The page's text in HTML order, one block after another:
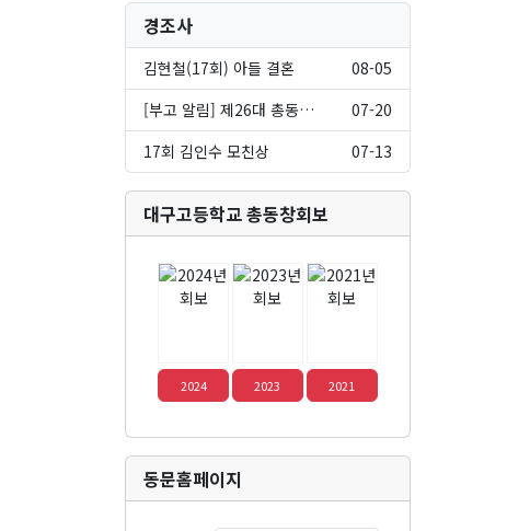
경조사
김현철(17회) 아들 결혼
08-05
[부고 알림] 제26대 총동창회 최…
07-20
17회 김인수 모친상
07-13
대구고등학교 총동창회보
2024 2023 2021
동문홈페이지